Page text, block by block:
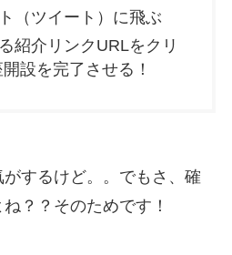
（ツイート）に飛ぶ
紹介リンクURLをクリ
設を完了させる！
するけど。。でもさ、確
？？そのためです！